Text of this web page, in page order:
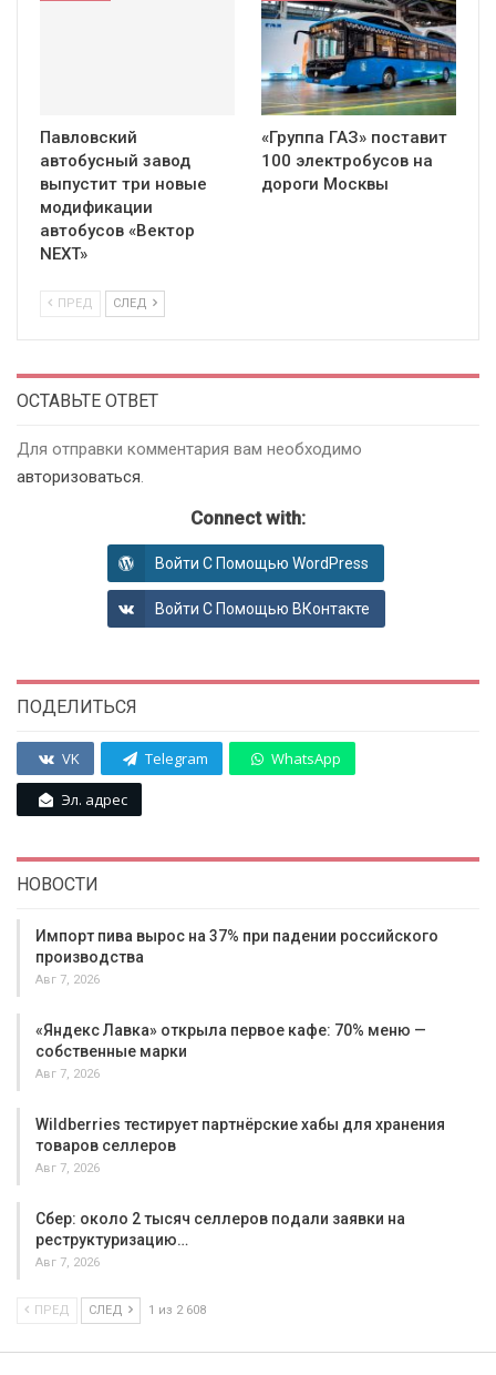
Павловский
автобусный завод
выпустит три новые
модификации
автобусов «Вектор
NEXT»
«Группа ГАЗ» поставит
100 электробусов на
дороги Москвы
ПРЕД СЛЕД
ОСТАВЬТЕ ОТВЕТ
Для отправки комментария вам необходимо
авторизоваться.
Connect with:
Войти С Помощью WordPress
Войти С Помощью ВКонтакте
ПОДЕЛИТЬСЯ
VK Telegram WhatsApp
Эл. адрес
НОВОСТИ
Импорт пива вырос на 37% при падении российского
производства
Авг 7, 2026
«Яндекс Лавка» открыла первое кафе: 70% меню —
собственные марки
Авг 7, 2026
Wildberries тестирует партнёрские хабы для хранения
товаров селлеров
Авг 7, 2026
Сбер: около 2 тысяч селлеров подали заявки на
реструктуризацию…
Авг 7, 2026
ПРЕД СЛЕД 1 из 2 608